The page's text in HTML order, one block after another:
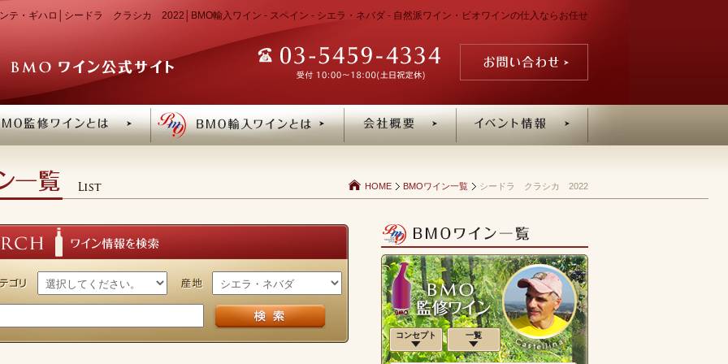
テ・ギハロ│シードラ クラシカ 2022│BMO輸入ワイン - スペイン - シエラ・ネバダ - 自然派ワイン・ビオワインの仕入ならお任せ
HOME BMOワイン一覧 シードラ クラシカ 2022
コンセプト 一覧